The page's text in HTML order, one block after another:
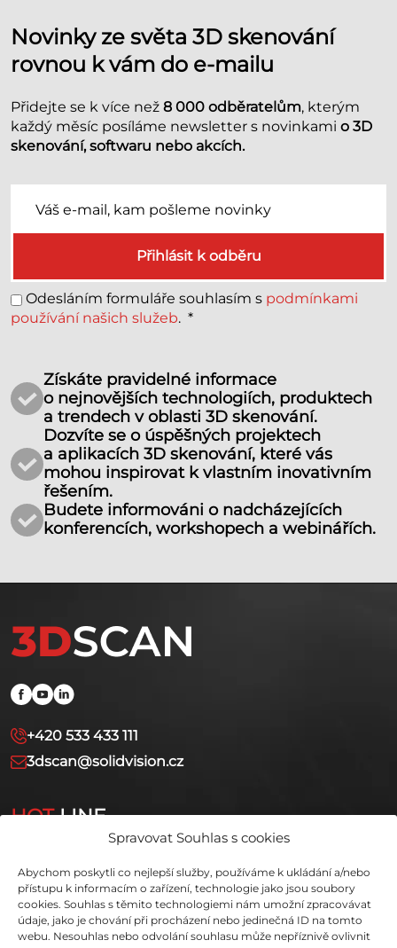
Spravovat Souhlas s cookies
Abychom poskytli co nejlepší služby, používáme k ukládání a/nebo
přístupu k informacím o zařízení, technologie jako jsou soubory
cookies. Souhlas s těmito technologiemi nám umožní zpracovávat
údaje, jako je chování při procházení nebo jedinečná ID na tomto
webu. Nesouhlas nebo odvolání souhlasu může nepříznivě ovlivnit
Novinky ze světa 3D skenování
rovnou k vám do e-mailu
Přidejte se k více než 8 000 odběratelům, kterým
každý měsíc posíláme newsletter s novinkami o 3D
skenování, softwaru nebo akcích.
Přihlásit k odběru
Odesláním formuláře souhlasím s podmínkami
používání našich služeb. *
Získáte pravidelné informace
o nejnovějších technologiích, produktech
a trendech v oblasti 3D skenování.
Dozvíte se o úspěšných projektech
a aplikacích 3D skenování, které vás
mohou inspirovat k vlastním inovativním
řešením.
Budete informováni o nadcházejících
konferencích, workshopech a webinářích.
+420 533 433 111
3dscan@solidvision.cz
HOTLINE
hotline.3dscan@solidvision.cz